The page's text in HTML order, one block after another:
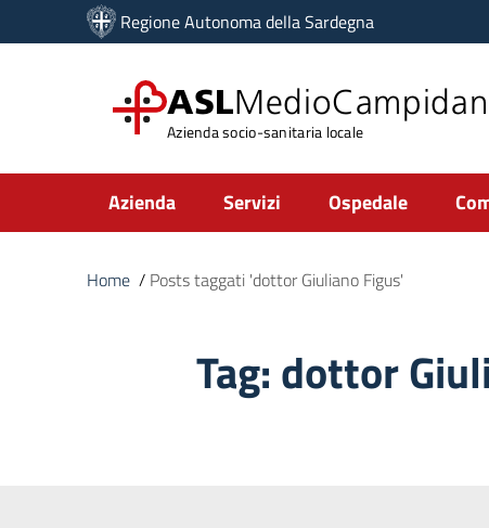
Vai ai contenuti
Vai al menu di navigazione
Regione Autonoma della Sardegna
ASL
Azienda socio-sanitaria locale
Submenu
Azienda Servizi Ospedale
Home / Posts taggati 'dottor Giuliano Figus'
Tag:dottor